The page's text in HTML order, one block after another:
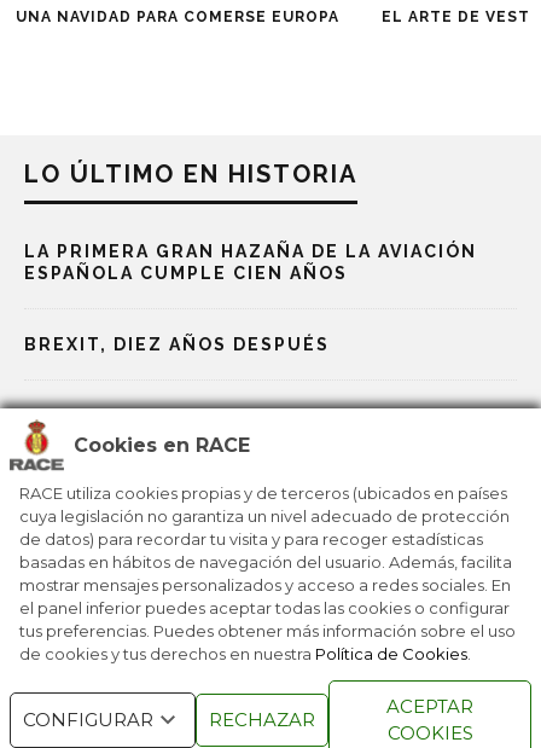
Cookies en RACE
RACE utiliza cookies propias y de terceros (ubicados en países
cuya legislación no garantiza un nivel adecuado de protección
de datos) para recordar tu visita y para recoger estadísticas
basadas en hábitos de navegación del usuario. Además, facilita
mostrar mensajes personalizados y acceso a redes sociales. En
el panel inferior puedes aceptar todas las cookies o configurar
tus preferencias. Puedes obtener más información sobre el uso
de cookies y tus derechos en nuestra Política de Cookies
CONFIGURAR RECHAZAR
ACEPTAR
COOKIES
UNA NAVIDAD PARA COMERSE EUROPA EL ARTE DE
LO ÚLTIMO EN HISTORIA
LA PRIMERA GRAN HAZAÑA DE LA AVIACIÓN
ESPAÑOLA CUMPLE CIEN AÑOS
BREXIT, DIEZ AÑOS DESPUÉS
LA RUTA 66, UN ICONO CENTENARIO
NOBEL, LOS PREMIOS MÁS PRESTIGIOSOS
LA ONU CUMPLE 80 AÑOS EN UNA ÉPOCA
PLAGADA DE DESAFÍOS
RACE © 2016TODOS LOS DERECHOS
RESERVADOS